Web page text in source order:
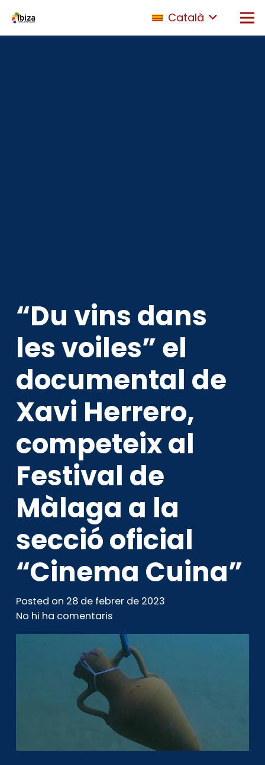
Català
“Du vins dans
les voiles” el
documental de
Xavi Herrero,
competeix al
Festival de
Màlaga a la
secció oficial
“Cinema Cuina”
Posted on 28 de febrer de 2023
No hi ha comentaris